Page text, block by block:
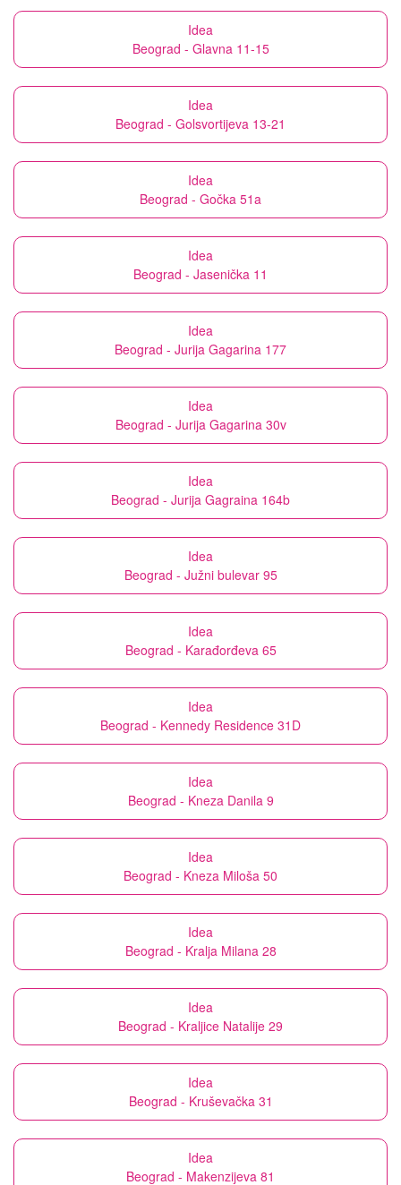
Idea
Beograd - Glavna 11-15
Idea
Beograd - Golsvortijeva 13-21
Idea
Beograd - Gočka 51a
Idea
Beograd - Jasenička 11
Idea
Beograd - Jurija Gagarina 177
Idea
Beograd - Jurija Gagarina 30v
Idea
Beograd - Jurija Gagraina 164b
Idea
Beograd - Južni bulevar 95
Idea
Beograd - Karađorđeva 65
Idea
Beograd - Kennedy Residence 31D
Idea
Beograd - Kneza Danila 9
Idea
Beograd - Kneza Miloša 50
Idea
Beograd - Kralja Milana 28
Idea
Beograd - Kraljice Natalije 29
Idea
Beograd - Kruševačka 31
Idea
Beograd - Makenzijeva 81